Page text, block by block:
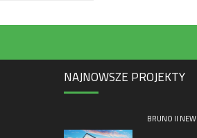
NAJNOWSZE PROJEKTY
BRUNO II NEW